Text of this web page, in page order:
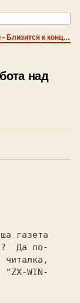
Новости - Близится к концу работа над созданием CD-диска.
над
?  Да по-
читалка,
"ZX-WIN-